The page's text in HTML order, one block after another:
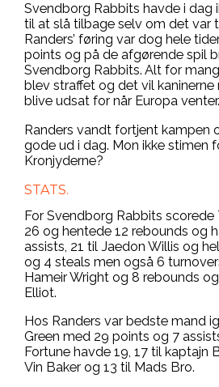
Svendborg Rabbits havde i dag
til at slå tilbage selv om det var
Randers’ føring var dog hele
points og på de afgørende spil
Svendborg Rabbits. Alt for
blev straffet og det vil kaninerne
blive udsat for når Europa venter.
Randers vandt fortjent kampen
gode ud i dag. Mon ikke
Kronjyderne?
STATS.
For Svendborg Rabbits scorede
26 og hentede 12 rebounds og
assists, 21 til Jaedon Willis og
og 4 steals men også 6
Hameir Wright og 8 rebounds
Elliot.
Hos Randers var bedste mand
Green med 29 points og 7
Fortune havde 19, 17 til kaptajn
Vin Baker og 13 til Mads Bro.